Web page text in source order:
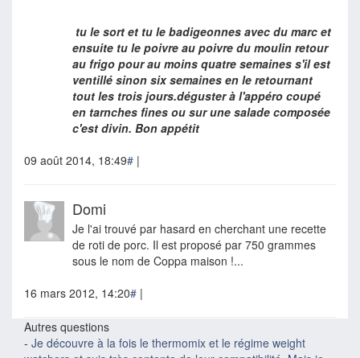
tu le sort et tu le badigeonnes avec du marc et
ensuite tu le poivre au poivre du moulin retour
au frigo pour au moins quatre semaines s'il est
ventillé sinon six semaines en le retournant
tout les trois jours.déguster à l'appéro coupé
en tarnches fines ou sur une salade composée
c'est divin. Bon appétit
09 août 2014, 18:49# |
Domi
Je l'ai trouvé par hasard en cherchant une recette
de roti de porc. Il est proposé par 750 grammes
sous le nom de Coppa maison !...
16 mars 2012, 14:20# |
Autres questions
- Je découvre à la fois le thermomix et le régime weight